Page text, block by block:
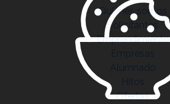
Quiénes somos
Solicitantes
Emprendimiento
Empresas
Alumnado
Hitos
Ofertas